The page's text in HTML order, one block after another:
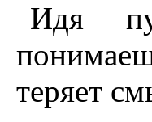
Идя
теряет